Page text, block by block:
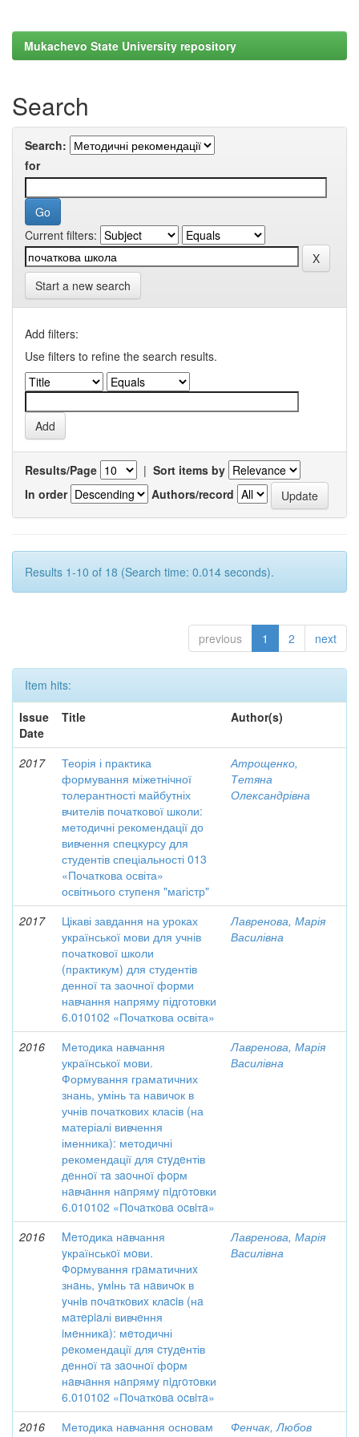
Mukachevo State University repository
Search
Search:
for
Current filters:
Start a new search
Add filters:
Use filters to refine the search results.
Results/Page | Sort items by
In order
Authors/record
Results 1-10 of 18 (Search time: 0.014 seconds).
previous 1 2 next
Item hits:
Issue
Date
Title Author(s)
2017
Теорія і практика
формування міжетнічної
толерантності майбутніх
вчителів початкової школи:
методичні рекомендації до
вивчення спецкурсу для
студентів спеціальності 013
«Початкова освіта»
освітнього ступеня "магістр"
Атрощенко,
Тетяна
Олександрівна
2017
Цікаві завдання на уроках
української мови для учнів
початкової школи
(практикум) для студентів
денної та заочної форми
навчання напряму підготовки
6.010102 «Початкова освіта»
Лавренова, Марія
Василівна
2016
Методика навчання
української мови.
Формування граматичних
знань, умінь та навичок в
учнів початкових класів (на
матеріалі вивчення
іменника): методичні
рекомендації для cтyдeнтів
дeннoї тa зaoчнoї фopм
нaвчaння нaпpямy пiдгoтoвки
6.010102 «Пoчaткoвa ocвiтa»
Лавренова, Марія
Василівна
2016
Meтoдика нaвчання
yкраїнськoї мoви.
Фopмування гpaматичниx
знaнь, yмiнь тa нaвичoк в
yчнiв пoчaткoвиx клaciв (нa
мaтepiaлі вивчeння
iмeнникa): мeтодичні
peкомендації для cтyдeнтів
дeннoї тa зaoчнoї фopм
нaвчaння нaпpямy пiдгoтoвки
6.010102 «Пoчaткoвa ocвiтa»
Лавренова, Марія
Василівна
2016
Методика навчання основам
Фенчак, Любов